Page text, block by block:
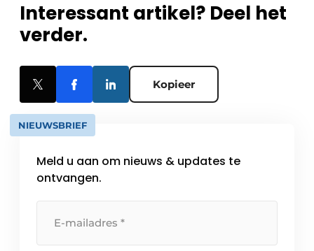
Interessant artikel? Deel het
verder.
Kopieer
NIEUWSBRIEF
Meld u aan om nieuws & updates te
ontvangen.